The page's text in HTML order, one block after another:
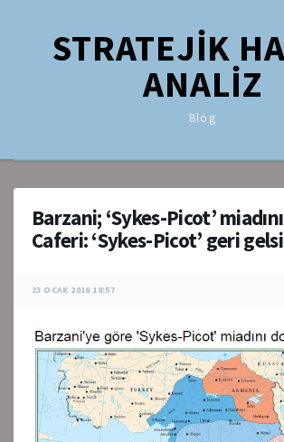
STRATEJİK
ANALİZ
Blog
Barzani; ‘Sykes-Picot’
Caferi: ‘Sykes-Picot’ geri
23 OCAK 2016 18:57